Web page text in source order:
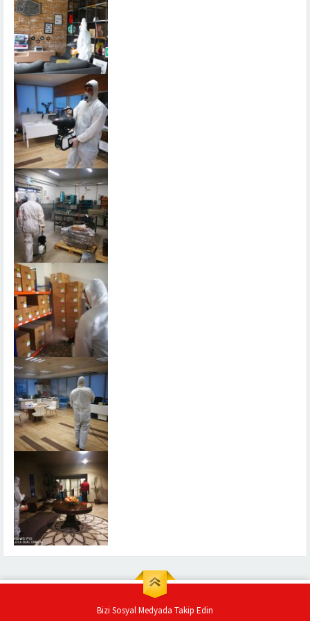
yerlerinizde ve bahçelerde ihtiyaç duyarsınız. Bunun...
Bizi Sosyal Medyada Takip Edin